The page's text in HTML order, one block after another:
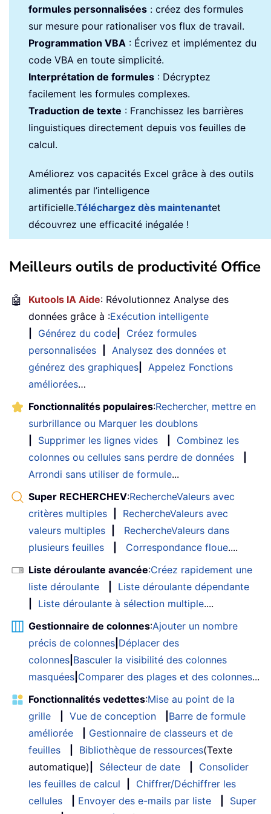
formules personnalisées : créez des formules
sur mesure pour rationaliser vos flux de travail.
Programmation VBA : Écrivez et implémentez du
code VBA en toute simplicité.
Interprétation de formules : Décryptez
facilement les formules complexes.
Traduction de texte : Franchissez les barrières
linguistiques directement depuis vos feuilles de
calcul.
Améliorez vos capacités Excel grâce à des outils
alimentés par l’intelligence
artificielle.Téléchargez dès maintenantet
découvrez une efficacité inégalée !
Meilleurs outils de productivité Office
🤖 Kutools IA Aide: Révolutionnez Analyse des
données grâce à :Exécution intelligente
Générez du code
Créez formules
personnalisées
Analysez des données et
générez des graphiques
Appelez Fonctions
améliorées…
Fonctionnalités populaires:Rechercher, mettre en
surbrillance ou Marquer les doublons
Supprimer les lignes vides
Combinez les
colonnes ou cellules sans perdre de données
Arrondi sans utiliser de formule...
Super RECHERCHEV:RechercheValeurs avec
critères multiples
RechercheValeurs avec
valeurs multiples
RechercheValeurs dans
plusieurs feuilles
Correspondance floue....
Liste déroulante avancée:Créez rapidement une
liste déroulante
Liste déroulante dépendante
Liste déroulante à sélection multiple....
Gestionnaire de colonnes:Ajouter un nombre
précis de colonnes Déplacer des
colonnes Basculer la visibilité des colonnes
masquées Comparer des plages et des colonnes...
Fonctionnalités vedettes:Mise au point de la
grille
Vue de conception
Barre de formule
améliorée
Gestionnaire de classeurs et de
feuilles
Bibliothèque de ressources(Texte
automatique)
Sélecteur de date
Consolider
les feuilles de calcul
Chiffrer/Déchiffrer les
cellules
Envoyer des e-mails par liste
Super